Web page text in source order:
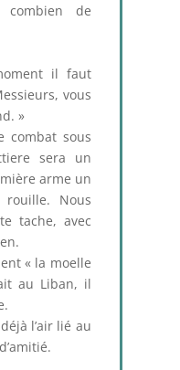
de
il faut
vous
»
combat sous
sera un
arme un
Nous
tache, avec
« la moelle
au Liban, il
l’air lié au